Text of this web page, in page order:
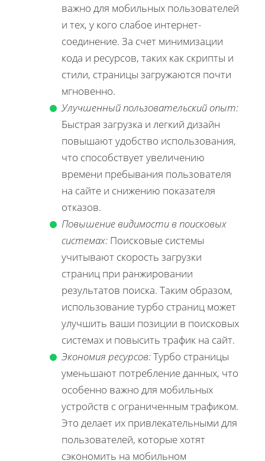
важно для мобильных пользователей
и тех, у кого слабое интернет-
соединение. За счет минимизации
кода и ресурсов, таких как скрипты и
стили, страницы загружаются почти
мгновенно.
Улучшенный пользовательский опыт:
Быстрая загрузка и легкий дизайн
повышают удобство использования,
что способствует увеличению
времени пребывания пользователя
на сайте и снижению показателя
отказов.
Повышение видимости в поисковых
системах: Поисковые системы
учитывают скорость загрузки
страниц при ранжировании
результатов поиска. Таким образом,
использование турбо страниц может
улучшить ваши позиции в поисковых
системах и повысить трафик на сайт.
Экономия ресурсов:Турбо страницы
уменьшают потребление данных, что
особенно важно для мобильных
устройств с ограниченным трафиком.
Это делает их привлекательными для
пользователей, которые хотят
сэкономить на мобильном